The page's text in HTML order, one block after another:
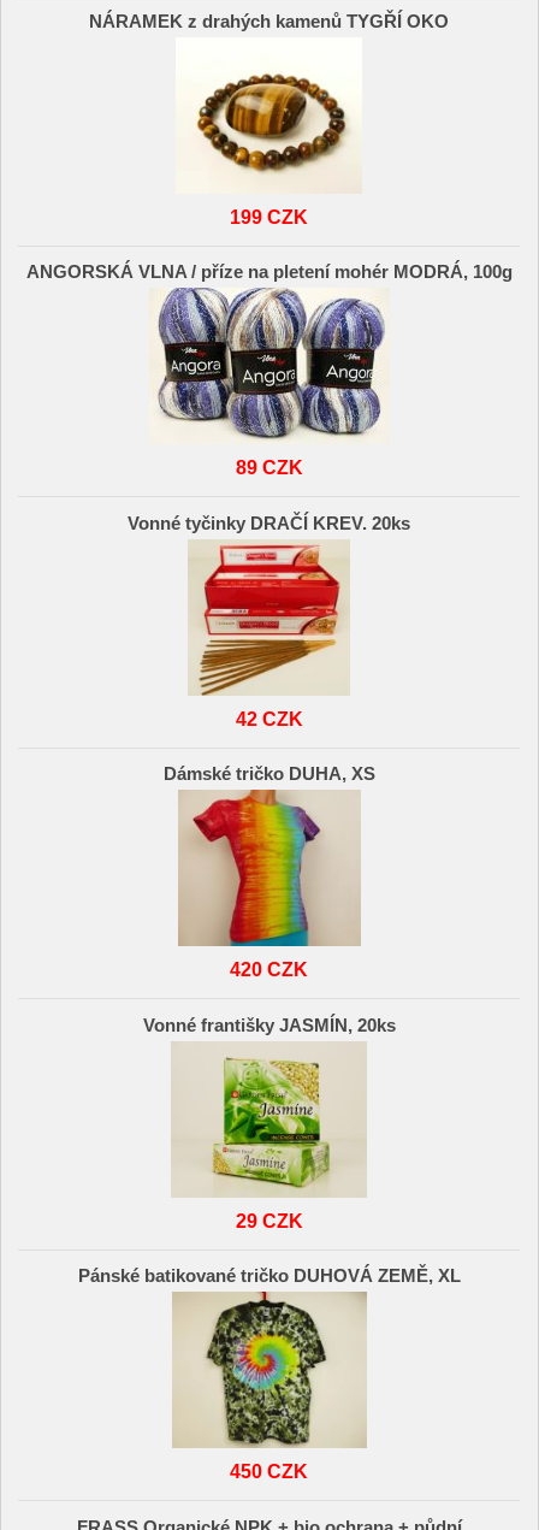
NÁRAMEK z drahých kamenů TYGŘÍ OKO
199 CZK
ANGORSKÁ VLNA / příze na pletení mohér MODRÁ, 100g
89 CZK
Vonné tyčinky DRAČÍ KREV. 20ks
42 CZK
Dámské tričko DUHA, XS
420 CZK
Vonné františky JASMÍN, 20ks
29 CZK
Pánské batikované tričko DUHOVÁ ZEMĚ, XL
450 CZK